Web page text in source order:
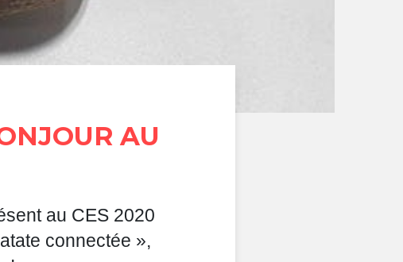
AU
au CES 2020
connectée »,